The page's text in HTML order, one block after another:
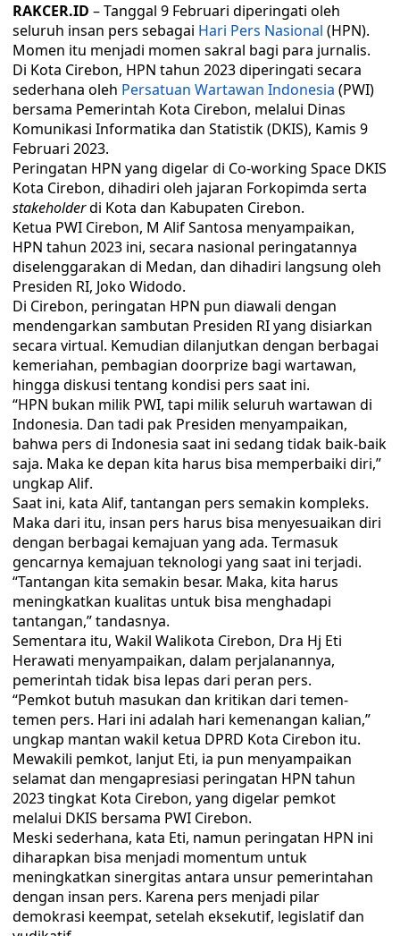
RAKCER.ID – Tanggal 9 Februari diperingati oleh
seluruh insan pers sebagai Hari Pers Nasional (HPN).
Momen itu menjadi momen sakral bagi para jurnalis.
Di Kota Cirebon, HPN tahun 2023 diperingati secara
sederhana oleh Persatuan Wartawan Indonesia (PWI)
bersama Pemerintah Kota Cirebon, melalui Dinas
Komunikasi Informatika dan Statistik (DKIS), Kamis 9
Februari 2023.
Peringatan HPN yang digelar di Co-working Space DKIS
Kota Cirebon, dihadiri oleh jajaran Forkopimda serta
stakeholderdi Kota dan Kabupaten Cirebon.
Ketua PWI Cirebon, M Alif Santosa menyampaikan,
HPN tahun 2023 ini, secara nasional peringatannya
diselenggarakan di Medan, dan dihadiri langsung oleh
Presiden RI, Joko Widodo.
Di Cirebon, peringatan HPN pun diawali dengan
mendengarkan sambutan Presiden RI yang disiarkan
secara virtual. Kemudian dilanjutkan dengan berbagai
kemeriahan, pembagian doorprize bagi wartawan,
hingga diskusi tentang kondisi pers saat ini.
“HPN bukan milik PWI, tapi milik seluruh wartawan di
Indonesia. Dan tadi pak Presiden menyampaikan,
bahwa pers di Indonesia saat ini sedang tidak baik-baik
saja. Maka ke depan kita harus bisa memperbaiki diri,”
ungkap Alif.
Saat ini, kata Alif, tantangan pers semakin kompleks.
Maka dari itu, insan pers harus bisa menyesuaikan diri
dengan berbagai kemajuan yang ada. Termasuk
gencarnya kemajuan teknologi yang saat ini terjadi.
“Tantangan kita semakin besar. Maka, kita harus
meningkatkan kualitas untuk bisa menghadapi
tantangan,” tandasnya.
Sementara itu, Wakil Walikota Cirebon, Dra Hj Eti
Herawati menyampaikan, dalam perjalanannya,
pemerintah tidak bisa lepas dari peran pers.
“Pemkot butuh masukan dan kritikan dari temen-
temen pers. Hari ini adalah hari kemenangan kalian,”
ungkap mantan wakil ketua DPRD Kota Cirebon itu.
Mewakili pemkot, lanjut Eti, ia pun menyampaikan
selamat dan mengapresiasi peringatan HPN tahun
2023 tingkat Kota Cirebon, yang digelar pemkot
melalui DKIS bersama PWI Cirebon.
Meski sederhana, kata Eti, namun peringatan HPN ini
diharapkan bisa menjadi momentum untuk
meningkatkan sinergitas antara unsur pemerintahan
dengan insan pers. Karena pers menjadi pilar
demokrasi keempat, setelah eksekutif, legislatif dan